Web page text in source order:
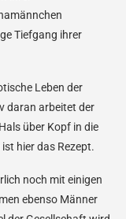
Tiefgang ihrer
Leben der
daran arbeitet der
über Kopf in die
hier das Rezept.
noch mit einigen
ebenso Männer